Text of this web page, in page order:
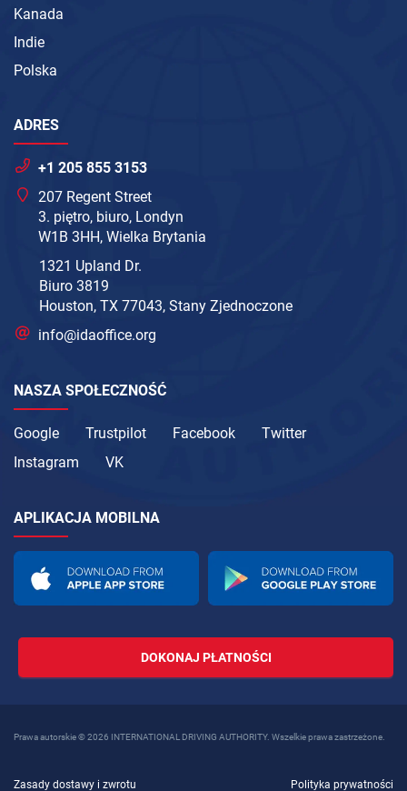
Kanada
Indie
Polska
ADRES
+1 205 855 3153
207 Regent Street
3. piętro, biuro, Londyn
W1B 3HH, Wielka Brytania
1321 Upland Dr.
Biuro 3819
Houston, TX 77043, Stany Zjednoczone
info@idaoffice.org
NASZA SPOŁECZNOŚĆ
Google Trustpilot Facebook
Twitter
Instagram
VK
APLIKACJA MOBILNA
DOKONAJ PŁATNOŚCI
Prawa autorskie © 2026 INTERNATIONAL DRIVING AUTHORITY. Wszelkie prawa zastrzeżone.
Zasady dostawy i zwrotu Polityka prywatności